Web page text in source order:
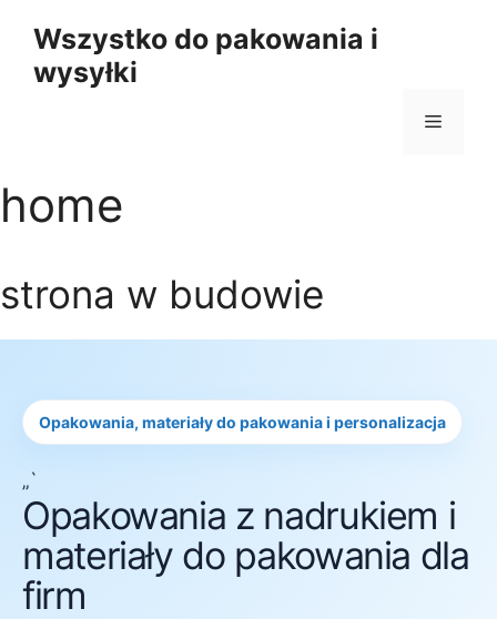
treści
Wszystko do pakowania i
wysyłki
Menu
home
strona w budowie
Opakowania, materiały do pakowania i personalizacja
„`
Opakowania z nadrukiem i
materiały do pakowania dla
firm